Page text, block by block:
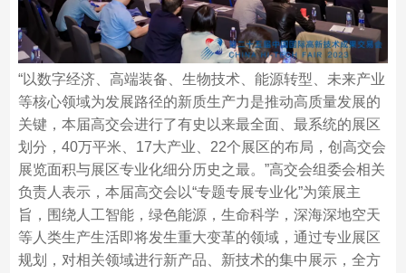
“以数字经济、高端装备、生物技术、能源转型、未来产业
等核心领域为发展路径的新质生产力是推动高质量发展的
关键，本届高交会进行了有史以来最全面、最系统的展区
划分，40万平米、17大产业、22个展区的布局，创高交会
展览面积与展区专业化细分历史之最。”高交会组委会相关
负责人表示，本届高交会以“专题专展专业化”为策展主
旨，围绕人工智能，绿色能源，生命科学，深海深地空天
等人类生产生活即将发生重大变革的领域，通过专业展区
规划，对相关领域进行新产品、新技术的集中展示，全方